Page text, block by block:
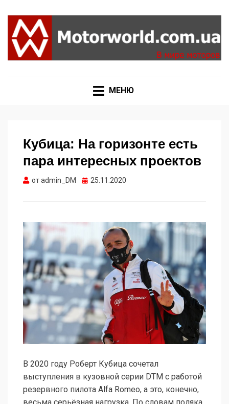
МЕНЮ
Кубица: На горизонте есть
пара интересных проектов
отadmin_DM Опубликовано
25.11.2020
В 2020 году Роберт Кубица сочетал
выступления в кузовной серии DTM с работой
резервного пилота Alfa Romeo, а это, конечно,